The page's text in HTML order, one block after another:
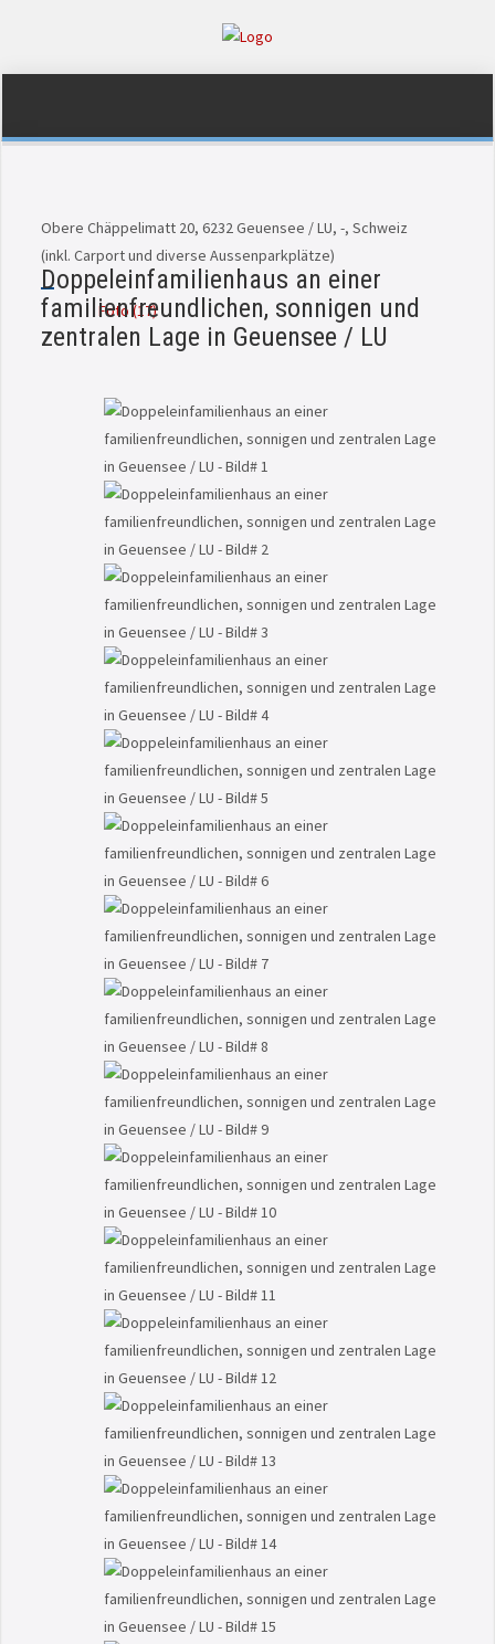
Obere Chäppelimatt 20, 6232 Geuensee / LU, -, Schweiz
(inkl. Carport und diverse Aussenparkplätze)
Foto (17)
Doppeleinfamilienhaus an einer
familienfreundlichen, sonnigen und
zentralen Lage in Geuensee / LU